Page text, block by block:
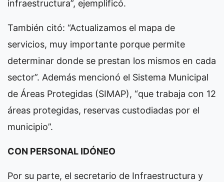
infraestructura”, ejemplificó.
También citó: “Actualizamos el mapa de
servicios, muy importante porque permite
determinar donde se prestan los mismos en cada
sector”. Además mencionó el Sistema Municipal
de Áreas Protegidas (SIMAP), “que trabaja con 12
áreas protegidas, reservas custodiadas por el
municipio”.
CON PERSONAL IDÓNEO
Por su parte, el secretario de Infraestructura y